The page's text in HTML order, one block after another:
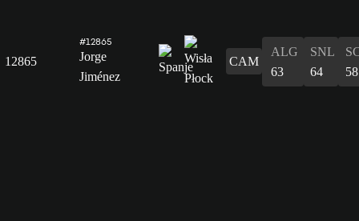
12865
#12865
Jorge
Jiménez
CAM
ALG
63
SNL
64
58